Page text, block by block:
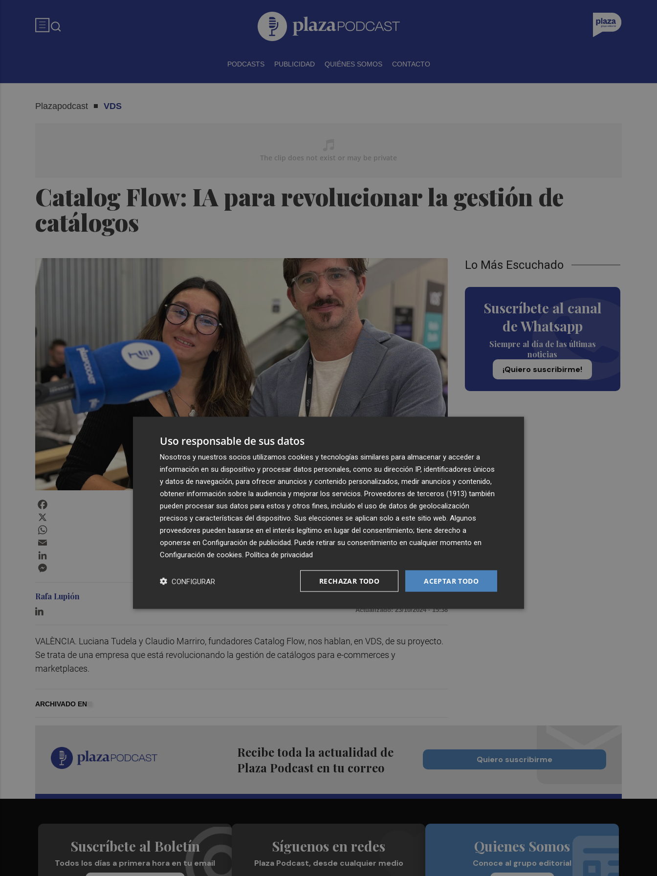
PODCASTS PUBLICIDAD QUIÉNES SOMOS CONTACTO
Plazapodcast VDS
Catalog Flow: IA para revolucionar la gestión de
catálogos
Lo Más Escuchado
Suscríbete al canal
de Whatsapp
Siempre al día de las últimas
noticias
¡Quiero suscribirme!
Rafa Lupión
Actualizado: 23/10/2024 · 15:38
VALÈNCIA. Luciana Tudela y Claudio Marriro, fundadores Catalog Flow, nos hablan, en VDS, de su proyecto.
Se trata de una empresa que está revolucionando la gestión de catálogos para e-commerces y
marketplaces.
ARCHIVADO EN
Recibe toda la actualidad de
Plaza Podcast en tu correo
Quiero suscribirme
Suscríbete al Boletín
Todos los días a primera hora en tu email
Síguenos en redes
Plaza Podcast, desde cualquier medio
Quienes Somos
Conoce al grupo editorial
Uso responsable de sus datos
Nosotros y nuestros socios utilizamos cookies y tecnologías similares para almacenar y acceder a
información en su dispositivo y procesar datos personales, como su dirección IP, identificadores únicos
y datos de navegación, para ofrecer anuncios y contenido personalizados, medir anuncios y contenido,
obtener información sobre la audiencia y mejorar los servicios. Proveedores de terceros (1913) también
pueden procesar sus datos para estos y otros fines, incluido el uso de datos de geolocalización
precisos y características del dispositivo. Sus elecciones se aplican solo a este sitio web. Algunos
proveedores pueden basarse en el interés legítimo en lugar del consentimiento; tiene derecho a
oponerse en Configuración de publicidad . Puede retirar su consentimiento en cualquier momento en
Configuración de cookies Política de privacidad
ACEPTAR TODO
RECHAZAR TODO
CONFIGURAR